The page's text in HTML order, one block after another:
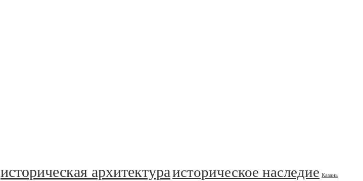
историческая архитектураисторическое наследие Казань